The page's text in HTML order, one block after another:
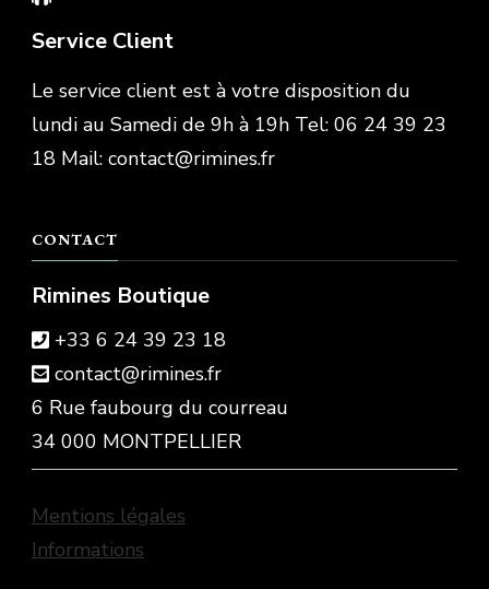
Service Client
Le service client est à votre disposition du
lundi au Samedi de 9h à 19h Tel: 06 24 39 23
18 Mail: contact@rimines.fr
CONTACT
Rimines Boutique
+33 6 24 39 23 18
contact@rimines.fr
6 Rue faubourg du courreau
34 000 MONTPELLIER
Mentions légales
Informations